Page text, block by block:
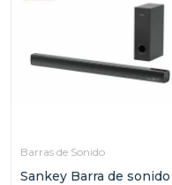
Barras de Sonido
Sankey Barra de sonido